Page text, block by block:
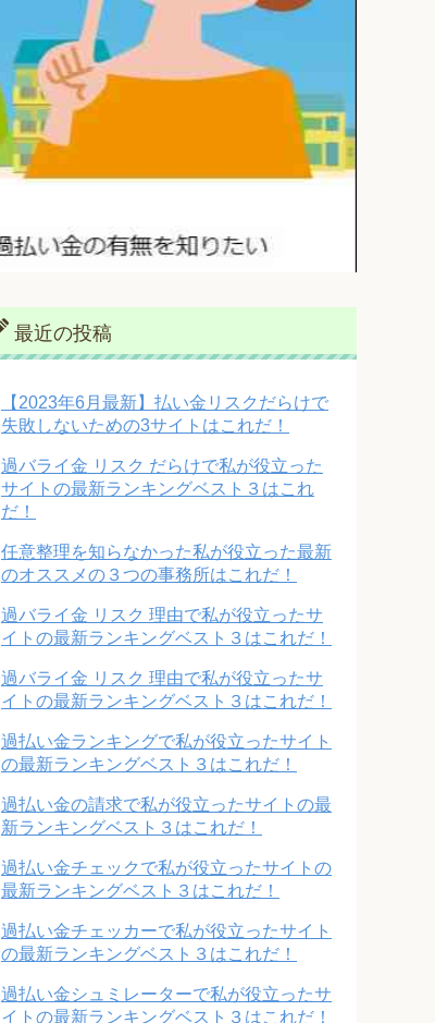
最近の投稿
【2023年6月最新】払い金リスクだらけで
失敗しないための3サイトはこれだ！
過バライ金 リスク だらけで私が役立った
サイトの最新ランキングベスト３はこれ
だ！
任意整理を知らなかった私が役立った最新
のオススメの３つの事務所はこれだ！
過バライ金 リスク 理由で私が役立ったサ
イトの最新ランキングベスト３はこれだ！
過バライ金 リスク 理由で私が役立ったサ
イトの最新ランキングベスト３はこれだ！
過払い金ランキングで私が役立ったサイト
の最新ランキングベスト３はこれだ！
過払い金の請求で私が役立ったサイトの最
新ランキングベスト３はこれだ！
過払い金チェックで私が役立ったサイトの
最新ランキングベスト３はこれだ！
過払い金チェッカーで私が役立ったサイト
の最新ランキングベスト３はこれだ！
過払い金シュミレーターで私が役立ったサ
イトの最新ランキングベスト３はこれだ！